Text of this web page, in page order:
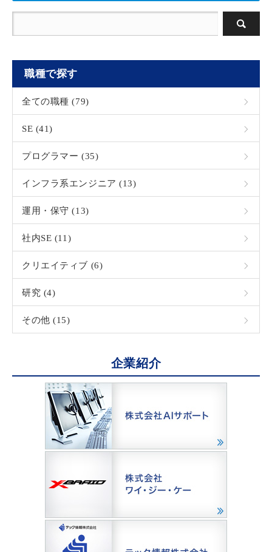
職種で探す
全ての職種 (79)
SE (41)
プログラマー (35)
インフラ系エンジニア (13)
運用・保守 (13)
社内SE (11)
クリエイティブ (6)
研究 (4)
その他 (15)
企業紹介